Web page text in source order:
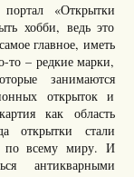
«Открытки
хобби, ведь это
главное, иметь
то – редкие марки,
занимаются
открыток и
как область
открытки стали
по всему миру. И
антикварными